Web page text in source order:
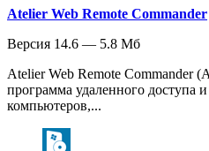
Atelier Web Remote Commander
Версия 14.6 — 5.8 Мб
Atelier Web Remote Commander
программа удаленного доступа
компьютеров,...